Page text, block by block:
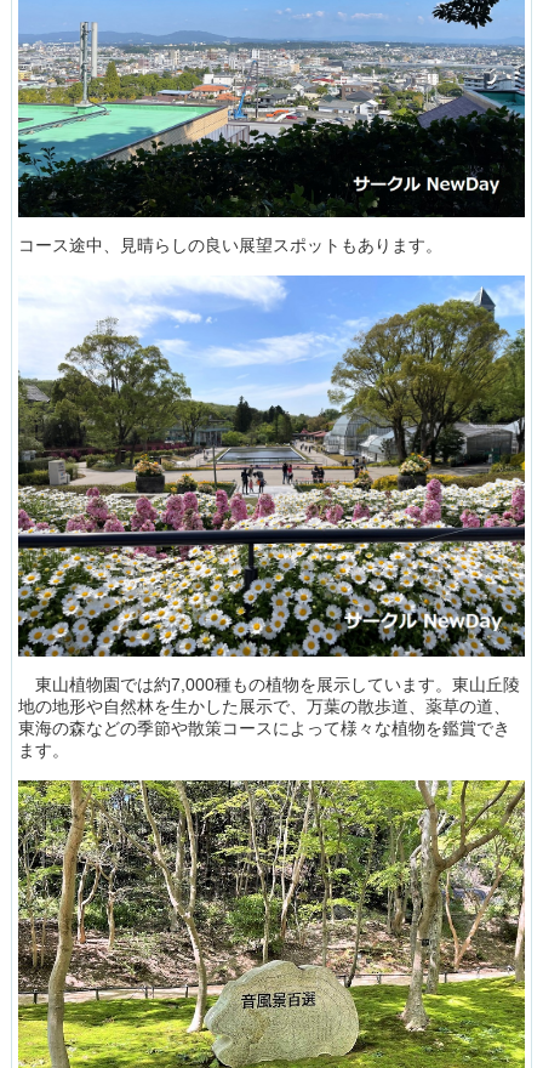
コース途中、見晴らしの良い展望スポットもあります。
東山植物園では約7,000種もの植物を展示しています。東山丘陵
地の地形や自然林を生かした展示で、万葉の散歩道、薬草の道、
東海の森などの季節や散策コースによって様々な植物を鑑賞でき
ます。